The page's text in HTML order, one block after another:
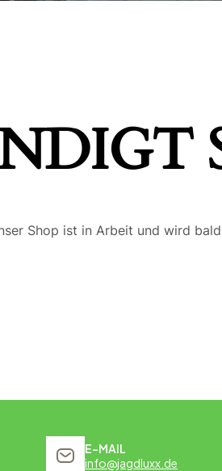
Shop ist in Arbeit und wird
E-MAIL
info@jagdluxx.de